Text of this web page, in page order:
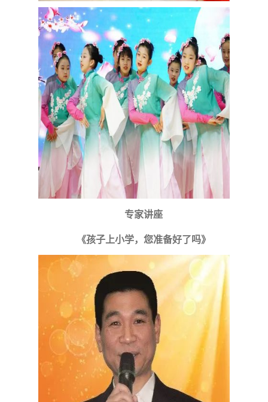
专家讲座
《孩子上小学，您准备好了吗》